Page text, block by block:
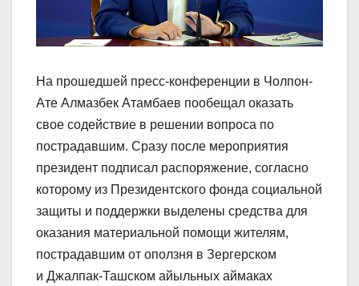
На прошедшей пресс-конференции в Чолпон-
Ате Алмазбек Атамбаев пообещал оказать
свое содействие в решении вопроса по
пострадавшим. Сразу после мероприятия
президент подписал распоряжение, согласно
которому из Президентского фонда социальной
защиты и поддержки выделены средства для
оказания материальной помощи жителям,
пострадавшим от оползня в Зергерском
и Джалпак-Ташском айыльных аймаках